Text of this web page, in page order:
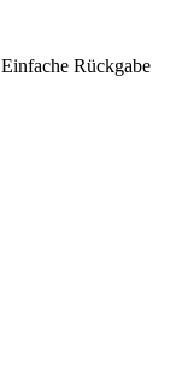
Einfache Rückgabe